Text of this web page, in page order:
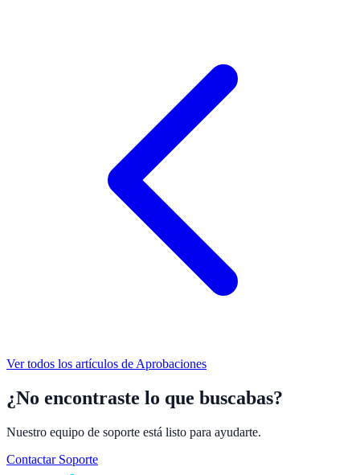
Ver todos los artículos de Aprobaciones
¿No encontraste lo que buscabas?
Nuestro equipo de soporte está listo para ayudarte.
Contactar Soporte